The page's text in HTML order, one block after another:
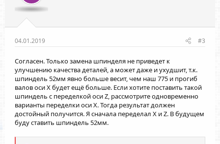
04.01.2019 #3
Согласен. Только замена шпинделя не приведет к
улучшению качества деталей, а может даже и ухудшит, т.к.
шпиндель 52мм явно больше весит, чем наш 775 и прогиб
валов оси Х будет ещё больше. Если хотите поставить такой
шпиндель с переделкой оси Z, рассмотрите одновременно
варианты переделки оси Х. Тогда результат должен
достойный получится. Я сначала переделал Х и Z. В будущем
буду ставить шпиндель 52мм.